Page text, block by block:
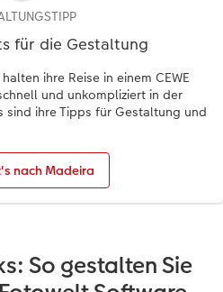
für die Gestaltung
ihre Reise in einem CEWE
und unkompliziert in der
ihre Tipps für Gestaltung und
nach Madeira
So gestalten Sie